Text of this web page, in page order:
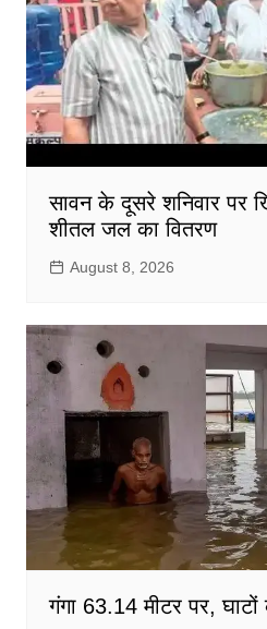
सावन के दूसरे शनिवार पर
शीतल जल का वितरण
August 8, 2026
गंगा 63.14 मीटर पर, घाटों